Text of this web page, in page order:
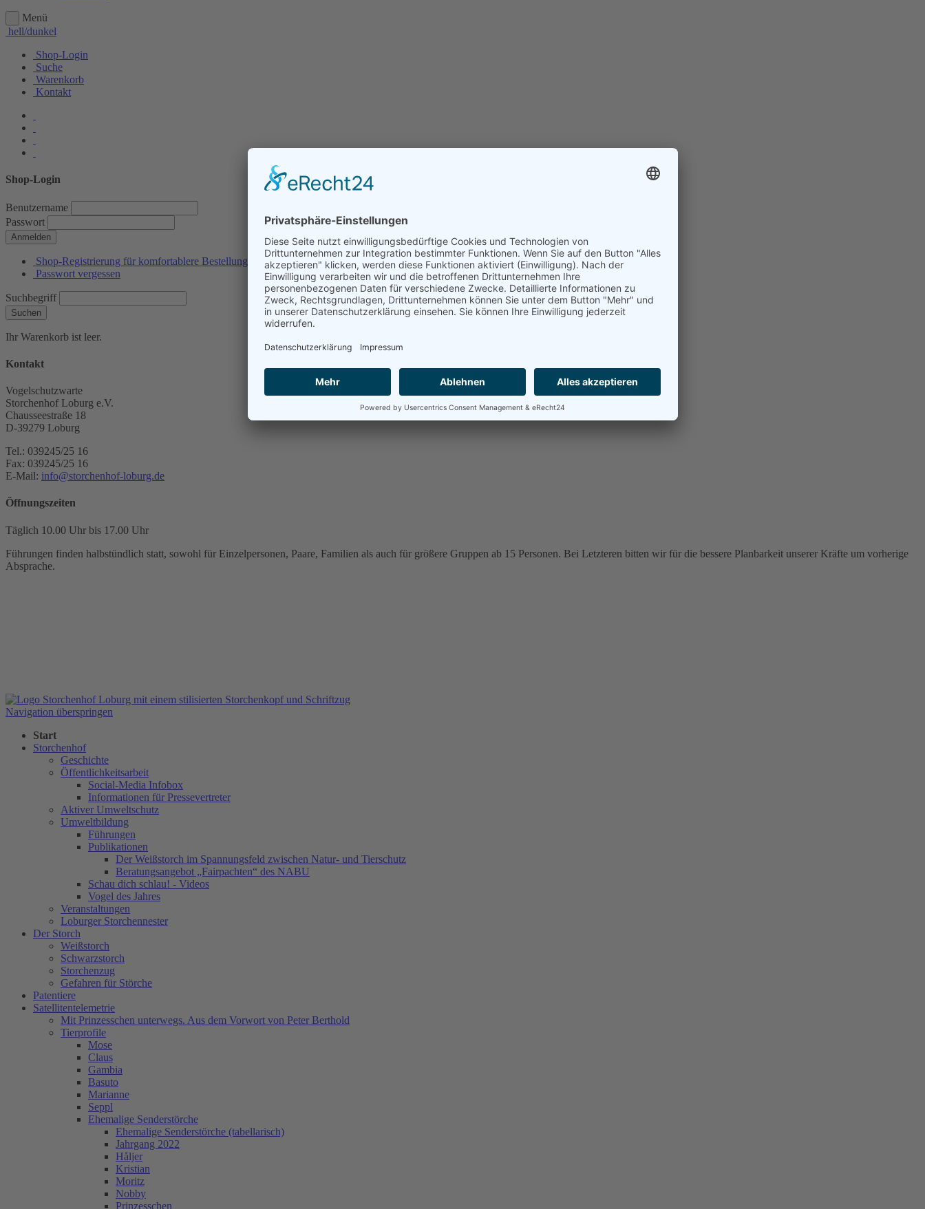
Menü
hell/dunkel
Shop-Login
Suche
Warenkorb
Kontakt
Shop-Login
Benutzername
Passwort
Anmelden
Shop-Registrierung für komfortablere Bestellungen
Passwort vergessen
Suchbegriff
Suchen
Ihr Warenkorb ist leer.
Kontakt
Vogelschutzwarte
Storchenhof Loburg e.V.
Chausseestraße 18
D-39279 Loburg
Tel.: 039245/25 16
Fax: 039245/25 16
E-Mail: info@storchenhof-loburg.de
Öffnungszeiten
Täglich 10.00 Uhr bis 17.00 Uhr
Führungen finden halbstündlich statt, sowohl für Einzelpersonen, Paare, Familien als auch für größere Gruppen ab 15 Personen. Bei Letzteren bitten wir für die bessere Planbarkeit unserer Kräfte um vorherige
Absprache.
Navigation überspringen
Start
Storchenhof
Geschichte
Öffentlichkeitsarbeit
Social-Media Infobox
Informationen für Pressevertreter
Aktiver Umweltschutz
Umweltbildung
Führungen
Publikationen
Der Weißstorch im Spannungsfeld zwischen Natur- und Tierschutz
Beratungsangebot „Fairpachten“ des NABU
Schau dich schlau! - Videos
Vogel des Jahres
Veranstaltungen
Loburger Storchennester
Der Storch
Weißstorch
Schwarzstorch
Storchenzug
Gefahren für Störche
Patentiere
Satellitentelemetrie
Mit Prinzesschen unterwegs. Aus dem Vorwort von Peter Berthold
Tierprofile
Mose
Claus
Gambia
Basuto
Marianne
Seppl
Ehemalige Senderstörche
Ehemalige Senderstörche (tabellarisch)
Jahrgang 2022
Håljer
Kristian
Moritz
Nobby
Prinzesschen